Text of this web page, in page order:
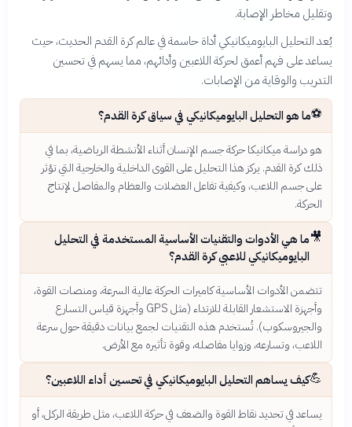
وتقليل مخاطر الإصابة.
يُعد التحليل البايوميكانيكي أداة حاسمة في عالم كرة القدم الحديث، حيث
يساعد على فهم أعمق لحركة اللاعبين وأدائهم، مما يسهم في تحسين
التدريب والوقاية من الإصابات.
⚽ما هو التحليل البايوميكانيكي في سياق كرة القدم؟
هو دراسة ميكانيكا حركة جسم الإنسان أثناء الأنشطة الرياضية، بما في
ذلك كرة القدم. يركز هذا التحليل على القوى الداخلية والخارجية التي تؤثر
على جسم اللاعب، وكيفية تفاعل العضلات والعظام والمفاصل لإنتاج
الحركة.
🎥ما هي الأدوات والتقنيات الأساسية المستخدمة في التحليل
البايوميكانيكي للاعبي كرة القدم؟
تتضمن الأدوات الأساسية كاميرات الحركة عالية السرعة، ومنصات القوة،
وأجهزة الاستشعار القابلة للارتداء (مثل GPS وأجهزة قياس التسارع
والجيروسكوب). تُستخدم هذه التقنيات لجمع بيانات دقيقة حول سرعة
اللاعب، وتسارعه، وزوايا مفاصله، وقوة تأثيره مع الأرض.
💪كيف يساهم التحليل البايوميكانيكي في تحسين أداء اللاعبين؟
يساعد في تحديد نقاط القوة والضعف في حركة اللاعب، مثل طريقة الركل، أو